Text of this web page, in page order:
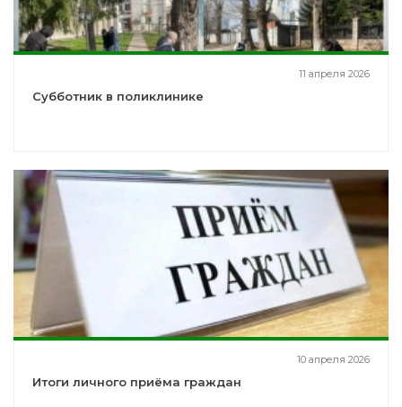
11 апреля 2026
Субботник в поликлинике
10 апреля 2026
Итоги личного приёма граждан